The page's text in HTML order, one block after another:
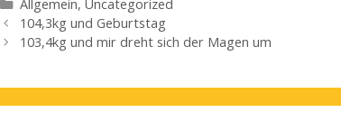
Allgemein, Uncategorized
104,3kg und Geburtstag
103,4kg und mir dreht sich der Magen um